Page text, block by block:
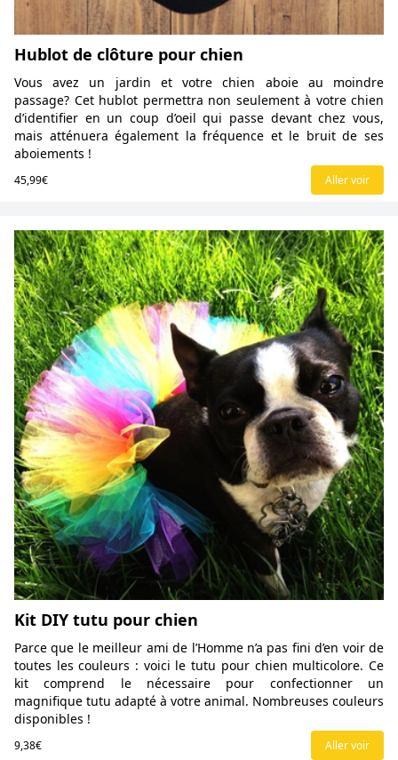
Hublot de clôture pour chien
Vous avez un jardin et votre chien aboie au moindre
passage? Cet hublot permettra non seulement à votre chien
d’identifier en un coup d’oeil qui passe devant chez vous,
mais atténuera également la fréquence et le bruit de ses
aboiements !
45,99€ Aller voir
Kit DIY tutu pour chien
Parce que le meilleur ami de l’Homme n’a pas fini d’en voir de
toutes les couleurs : voici le tutu pour chien multicolore. Ce
kit comprend le nécessaire pour confectionner un
magnifique tutu adapté à votre animal. Nombreuses couleurs
disponibles !
9,38€ Aller voir